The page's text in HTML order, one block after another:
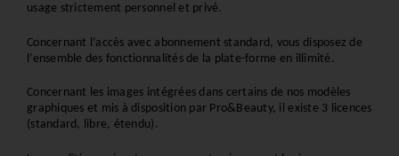
usage strictement personnel et privé.
Concernant l’accès avec abonnement standard, vous disposez de
l’ensemble des fonctionnalités de la plate-forme en illimité.
Concernant les images intégrées dans certains de nos modèles
graphiques et mis à disposition par Pro&Beauty, il existe 3 licences
(standard, libre, étendu).